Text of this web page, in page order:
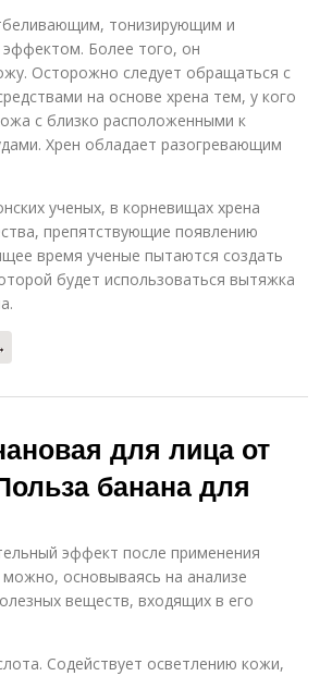
тонизирующим и
Более того, он
Осторожно следует обращаться с
на основе хрена тем, у кого
с близко расположенными к
Хрен обладает разогревающим
ученых, в корневищах хрена
препятствующие появлению
время ученые пытаются создать
будет использоваться вытяжка
для лица от
банана для
эффект после применения
основываясь на анализе
веществ, входящих в его
Содействует осветлению кожи,